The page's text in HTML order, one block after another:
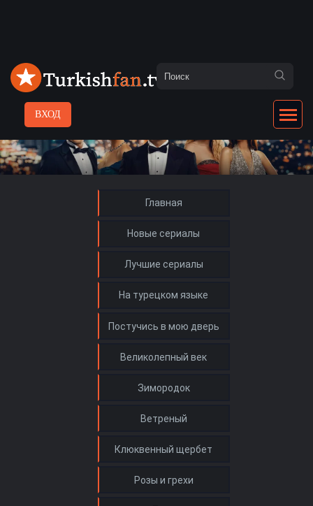
ВХОД
Главная
Новые сериалы
Лучшие сериалы
На турецком языке